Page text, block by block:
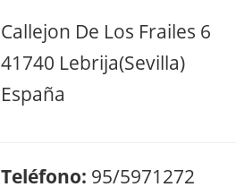
Callejon De Los Frailes 6
41740 Lebrija(Sevilla)
España
Teléfono: 95/5971272